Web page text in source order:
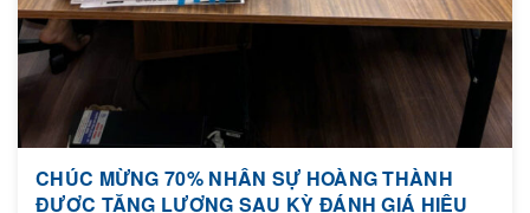
CHÚC MỪNG 70% NHÂN SỰ HOÀNG THÀNH
ĐƯỢC TĂNG LƯƠNG SAU KỲ ĐÁNH GIÁ HIỆU
QUẢ CÔNG VIỆC 6 THÁNG ĐẦU NĂM 2026.